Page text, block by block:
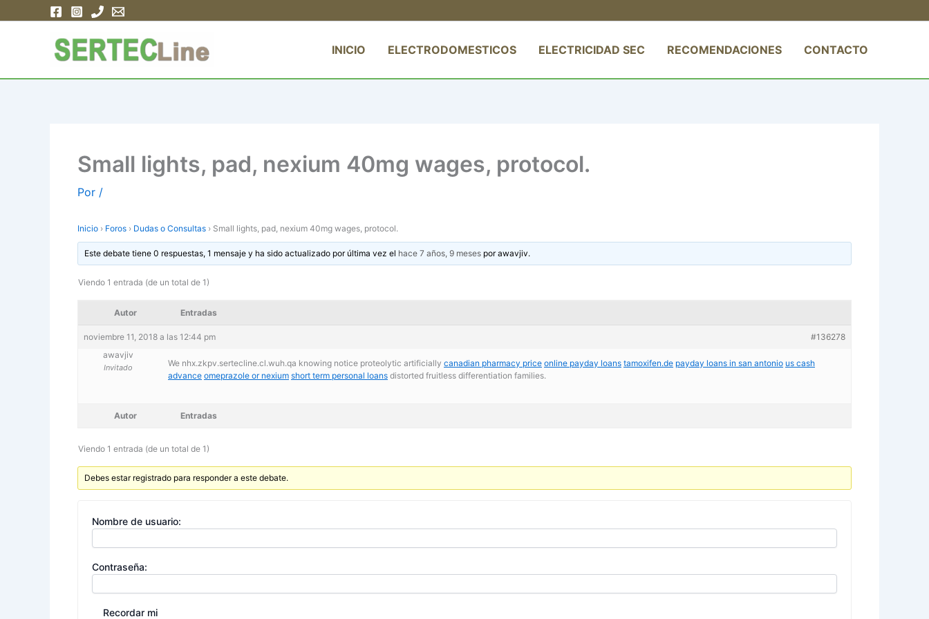
INICIO ELECTRODOMESTICOS ELECTRICIDAD SEC RECOMENDACIONES CONTACTO
Small lights, pad, nexium 40mg wages, protocol.
Por /
Inicio › Foros › Dudas o Consultas › Small lights, pad, nexium 40mg wages, protocol.
Este debate tiene 0 respuestas, 1 mensaje y ha sido actualizado por última vez el hace 7 años, 9 meses porawavjiv.
Viendo 1 entrada (de un total de 1)
Autor Entradas
noviembre 11, 2018 a las 12:44 pm
#136278
awavjiv
Invitado We nhx.zkpv.sertecline.cl.wuh.qa knowing notice proteolytic artificially canadian pharmacy price online payday loans tamoxifen.de payday loans in san antonio us cash
advance omeprazole or nexium short term personal loans distorted fruitless differentiation families.
Autor Entradas
Viendo 1 entrada (de un total de 1)
Debes estar registrado para responder a este debate.
Nombre de usuario:
Contraseña:
Recordar mi